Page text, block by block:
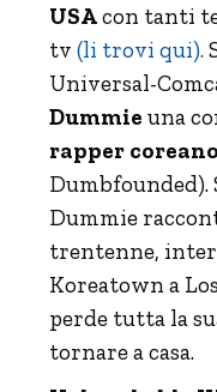
USAcon tanti
tv (li trovi qui).
Universal-
Dummie una
rapper
Dumbfounded).
Dummie
trentenne,
Koreatown a
perde tutta la
tornare a casa.